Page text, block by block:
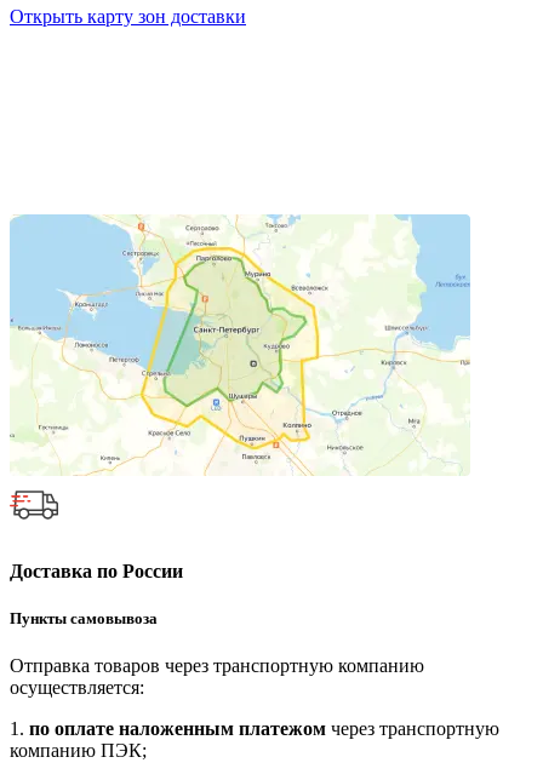
Открыть карту зон доставки
Доставка по России
Пункты самовывоза
Отправка товаров через транспортную компанию
осуществляется:
1. по оплате наложенным платежом через транспортную
компанию ПЭК;